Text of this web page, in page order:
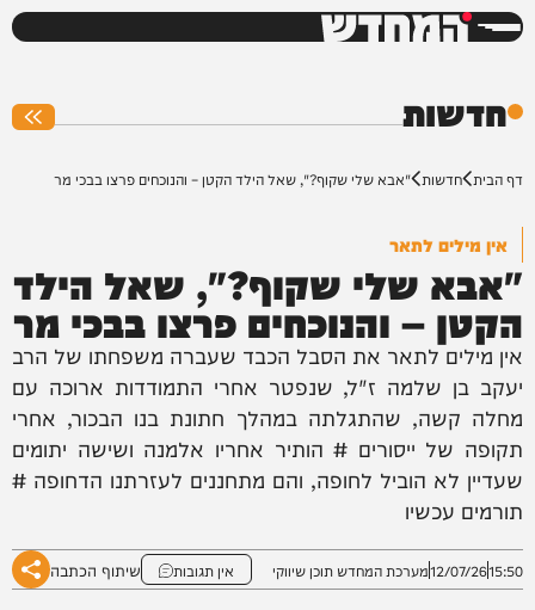
המחדש
חדשות
דף הבית חדשות "אבא שלי שקוף?", שאל הילד הקטן – והנוכחים פרצו בבכי מר
אין מילים לתאר
"אבא שלי שקוף?", שאל הילד
הקטן – והנוכחים פרצו בבכי מר
אין מילים לתאר את הסבל הכבד שעברה משפחתו של הרב
יעקב בן שלמה ז"ל, שנפטר אחרי התמודדות ארוכה עם
מחלה קשה, שהתגלתה במהלך חתונת בנו הבכור, אחרי
תקופה של ייסורים # הותיר אחריו אלמנה ושישה יתומים
שעדיין לא הוביל לחופה, והם מתחננים לעזרתנו הדחופה #
תורמים עכשיו
15:50
12/07/26מערכת המחדש תוכן שיווקי אין תגובות שיתוף הכתבה